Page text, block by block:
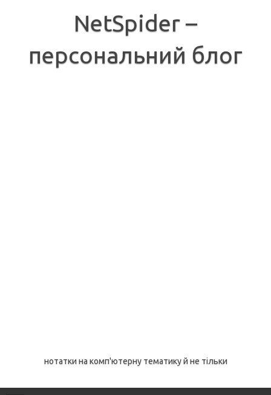
NetSpider –
персональний блог
нотатки на комп'ютерну тематику й не тільки